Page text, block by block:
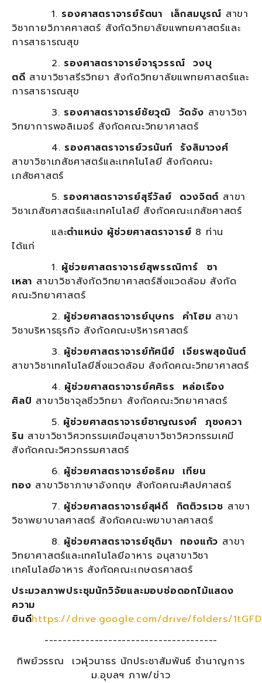
1. รองศาสตราจารย์รัตนา เล็กสมบูรณ์ สาขา
วิชากายวิภาคศาสตร์ สังกัดวิทยาลัยแพทยศาสตร์และ
การสาธารณสุข
2. รองศาสตราจารย์จารุวรรณ์ วงบุ
ตดี สาขาวิชาสรีรวิทยา สังกัดวิทยาลัยแพทยศาสตร์และ
การสาธารณสุข
3. รองศาสตราจารย์ชัยวุฒิ วัดจัง สาขาวิชา
วิทยาการพอลิเมอร์ สังกัดคณะวิทยาศาสตร์
4. รองศาสตราจารย์วรนันท์ รังสิมาวงศ์
สาขาวิชาเภสัชศาสตร์และเทคโนโลยี สังกัดคณะ
เภสัชศาสตร์
5. รองศาสตราจารย์สุรีวัลย์ ดวงจิตต์ สาขา
วิชาเภสัชศาสตร์และเทคโนโลยี สังกัดคณะเภสัชศาสตร์
และตำแหน่ง ผู้ช่วยศาสตราจารย์ 8 ท่าน
ได้แก่
1. ผู้ช่วยศาสตราจารย์สุพรรณิการ์ ซา
เหลา สาขาวิชาสังกัดวิทยาศาสตร์สิ่งแวดล้อม สังกัด
คณะวิทยาศาสตร์
2. ผู้ช่วยศาสตราจารย์บุษกร คำโฮม สาขา
วิชาบริหารธุรกิจ สังกัดคณะบริหารศาสตร์
3. ผู้ช่วยศาสตราจารย์ทัศนีย์ เจียรพสุอนันต์
สาขาวิชาเทคโนโลยีสิ่งแวดล้อม สังกัดคณะวิทยาศาสตร์
4. ผู้ช่วยศาสตราจารย์ศศิธร หล่อเรือง
ศิลป์ สาขาวิชาจุลชีววิทยา สังกัดคณะวิทยาศาสตร์
5. ผู้ช่วยศาสตราจารย์ชาญณรงค์ ภุชงควา
ริน สาขาวิชาวิศวกรรมเคมีอนุสาขาวิชาวิศวกรรมเคมี
สังกัดคณะวิศวกรรมศาสตร์
6. ผู้ช่วยศาสตราจารย์อธิคม เทียน
ทอง สาขาวิชาภาษาอังกฤษ สังกัดคณะศิลปศาสตร์
7. ผู้ช่วยศาสตราจารย์สุฬดี กิตติวรเวช สาขา
วิชาพยาบาลศาสตร์ สังกัดคณะพยาบาลศาสตร์
8. ผู้ช่วยศาสตราจารย์ชุติมา ทองแก้ว สาขา
วิทยาศาสตร์และเทคโนโลยีอาหาร อนุสาขาวิชา
เทคโนโลยีอาหาร สังกัดคณะเกษตรศาสตร์
ประมวลภาพประชุมนักวิจัยและมอบช่อดอกไม้แสดง
ความ
ยินดีhttps://drive.google.com/drive/folders/
--------------------------------------
ทิพย์วรรณ เวฬุวนาธร นักประชาสัมพันธ์ ชำนาญการ
ม.อุบลฯ ภาพ/ข่าว